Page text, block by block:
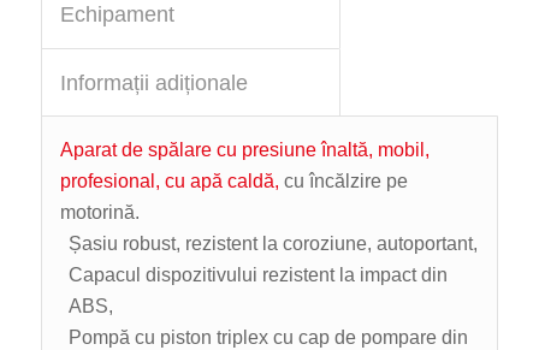
Echipament
Informații adiționale
Aparat de spălare cu presiune înaltă, mobil,
profesional, cu apă caldă, cu încălzire pe
motorină.
Șasiu robust, rezistent la coroziune, autoportant,
Capacul dispozitivului rezistent la impact din
ABS,
Pompă cu piston triplex cu cap de pompare din